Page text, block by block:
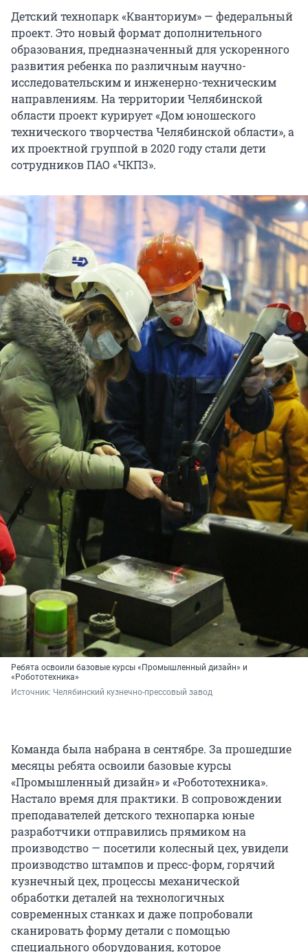
Детский технопарк «Кванториум» — федеральный
проект. Это новый формат дополнительного
образования, предназначенный для ускоренного
развития ребенка по различным научно-
исследовательским и инженерно-техническим
направлениям. На территории Челябинской
области проект курирует «Дом юношеского
технического творчества Челябинской области», а
их проектной группой в 2020 году стали дети
сотрудников ПАО «ЧКПЗ».
Ребята освоили базовые курсы «Промышленный дизайн» и
«Робототехника»
Источник: Челябинский кузнечно-прессовый завод
Команда была набрана в сентябре. За прошедшие
месяцы ребята освоили базовые курсы
«Промышленный дизайн» и «Робототехника».
Настало время для практики. В сопровождении
преподавателей детского технопарка юные
разработчики отправились прямиком на
производство — посетили колесный цех, увидели
производство штампов и пресс-форм, горячий
кузнечный цех, процессы механической
обработки деталей на технологичных
современных станках и даже попробовали
сканировать форму детали с помощью
специального оборудования, которое